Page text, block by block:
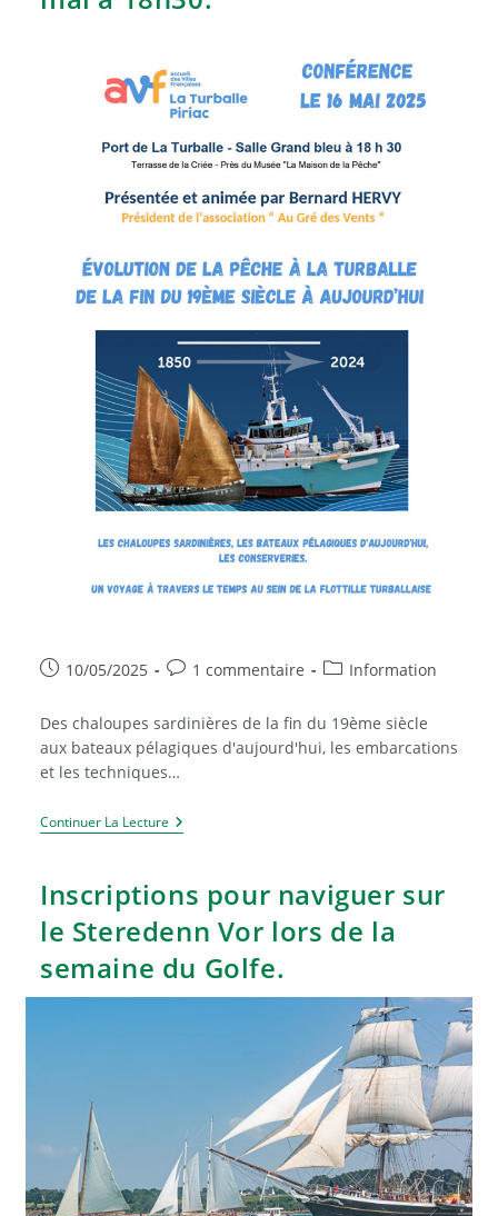
Trésors »
Publication
10/05/2025
Commentaires
la
publication :
1 commentaire
PostInformation
Des chaloupes sardinières de la fin du 19ème siècle
aux bateaux pélagiques d'aujourd'hui, les embarcations
et les techniques…
Continuer La LectureConférence
Sur
La
Pêche
À
La
Turballe,
Le
16
Inscriptions pour naviguer sur
le Steredenn Vor lors de la
semaine du Golfe.